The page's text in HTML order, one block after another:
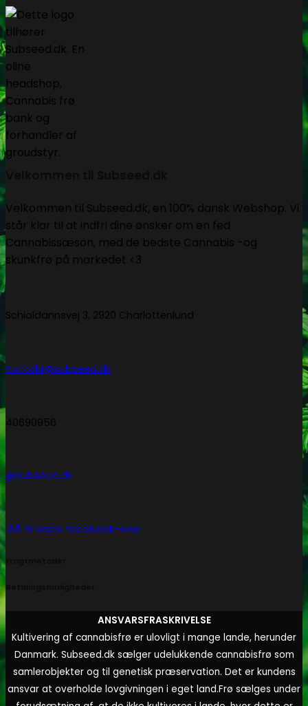
Velkommen til Subseed.dk, en 100% dansk Webshop. Vi
står klar til at indfri dine ønsker om en fed
Cannabissæson, med de bedste Cannabis -og
skunkfrø på markedet <3
Schioldannsvej 3, 2920 Charlottenlund
Kontakt@subseed.dk
40690956
@subseed.dk
Gå til vores facebook-side
ANSVARSFRASKRIVELSE
Kultivering af cannabisfrø er ulovligt i mange lande, herunder
Danmark. Subseed.dk sælger udelukkende cannabisfrø som
samlerobjekter og til genetisk præservation. Det er kundens
ansvar at overholde lovgivningen i eget land.Frø sælges under